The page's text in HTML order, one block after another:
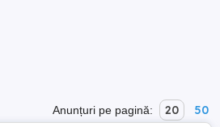
Anunțuri pe pagină: 20 50